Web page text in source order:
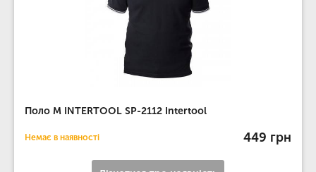
Поло M INTERTOOL SP-2112 Intertool
Немає в наявності 449 грн